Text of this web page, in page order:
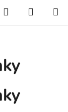
Hľadať
KOŠÍK